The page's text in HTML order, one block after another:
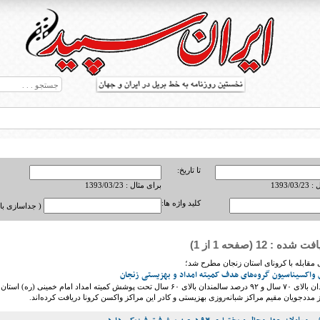
بریل در جهان
23
تا تاریخ:
برای مثال : 1393/03/23
کلید واژه ها: ( جداسازی
: 12 (صفحه 1 از 1)
مقابله با کرونای استان زنجان مطرح شد؛
۹۲.۵ درصد سالمندان بالای ۷۰ سال و ۹۲ درصد سالمندان بالای ۶۰ سال تحت پوشش کمیته امداد امام خمینی (ره) استان